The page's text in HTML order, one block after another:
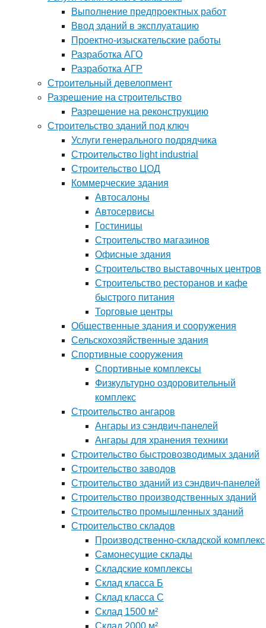
Выполнение предпроектных работ
Ввод зданий в эксплуатацию
Проектно-изыскательские работы
Разработка АГО
Разработка АГР
Строительный девелопмент
Разрешение на строительство
Разрешение на реконструкцию
Строительство зданий под ключ
Услуги генерального подрядчика
Строительство light industrial
Строительство ЦОД
Коммерческие здания
Автосалоны
Автосервисы
Гостиницы
Строительство магазинов
Офисные здания
Строительство выставочных центров
Строительство ресторанов и кафе
быстрого питания
Торговые центры
Общественные здания и сооружения
Сельскохозяйственные здания
Спортивные сооружения
Спортивные комплексы
Физкультурно оздоровительный
комплекс
Строительство ангаров
Ангары из сэндвич-панелей
Ангары для хранения техники
Строительство быстровозводимых зданий
Строительство заводов
Строительство зданий из сэндвич-панелей
Строительство производственных зданий
Строительство промышленных зданий
Строительство складов
Производственно-складской комплекс
Самонесущие склады
Складские комплексы
Склад класса Б
Склад класса С
Склад 1500 м²
Склад 2000 м²